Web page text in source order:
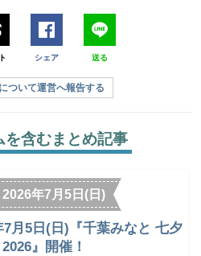
シェア 送る
ついて運営へ報告する
を含むまとめ記事
2026年7月5日(日)
7月5日(日)『千葉みなと 七夕
』開催！